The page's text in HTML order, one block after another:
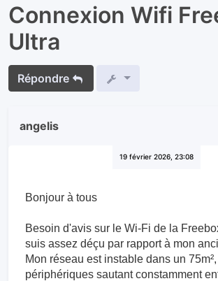
Connexion Wifi
Ultra
Répondre
angelis
19 février 2026, 23:08
Bonjour à tous
Besoin d'avis sur le Wi-Fi de la
suis assez déçu par rapport à mon
Mon réseau est instable dans un
périphériques sautant constamment